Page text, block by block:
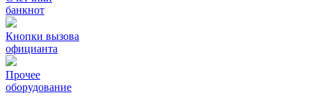
банкнот
Кнопки вызова
официанта
Прочее
оборудование